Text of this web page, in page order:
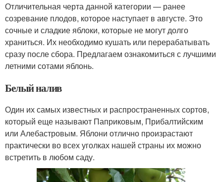
Отличительная черта данной категории — ранее
созревание плодов, которое наступает в августе. Это
сочные и сладкие яблоки, которые не могут долго
храниться. Их необходимо кушать или перерабатывать
сразу после сбора. Предлагаем ознакомиться с лучшими
летними сотами яблонь.
Белый налив
Один их самых известных и распространенных сортов,
который еще называют Паприковым, Прибалтийским
или Алебастровым. Яблони отлично произрастают
практически во всех уголках нашей страны их можно
встретить в любом саду.